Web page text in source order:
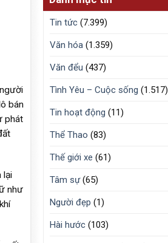
bán
phát
lại
như
Tin tức (7.399)
Văn hóa (1.359)
Văn đểu (437)
Tình Yêu – Cuộc sống (1.517)
Tin hoạt động (11)
Thể Thao (83)
Thế giới xe (61)
Tâm sự(65)
Người đẹp (1)
Hài hước (103)